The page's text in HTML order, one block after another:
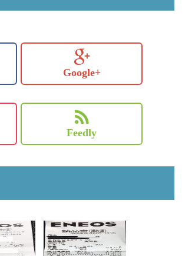
Google+
Feedly